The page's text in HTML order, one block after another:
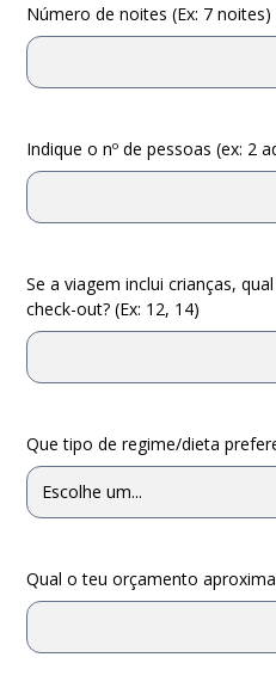
Número de noites (Ex: 7 noites)
Indique o nº de pessoas (ex: 2
Se a viagem inclui crianças,
check-out? (Ex: 12, 14)
Que tipo de regime/dieta
Qual o teu orçamento